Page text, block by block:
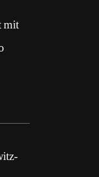
mit